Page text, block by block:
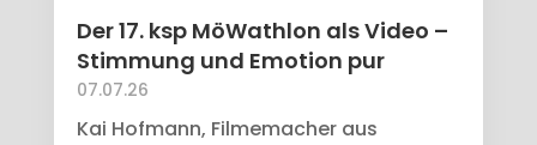
Der 17. ksp MöWathlon als Video –
Stimmung und Emotion pur
07.07.26
Kai Hofmann, Filmemacher aus